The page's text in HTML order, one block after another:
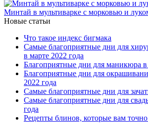
Минтай в мультиварке с морковью и
Новые статьи
Что такое индекс бигмака
Самые благоприятные дни для
в марте 2022 года
Благоприятные дни для маникюра в
Благоприятные дни для
2022 года
Самые благоприятные дни для
Самые благоприятные дни для
года
Рецепты блинов, которые вам точно